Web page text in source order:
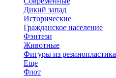
Дикий запад
Исторические
Гражданское население
Фэнтези
Животные
Фигуры из резинопластика
Еще
Флот